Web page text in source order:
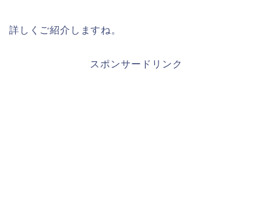
詳しくご紹介しますね。
スポンサードリンク